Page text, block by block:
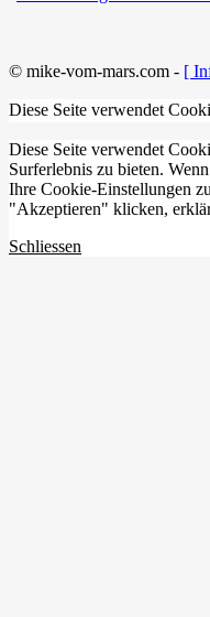
© mike-vom-mars.com - [
Diese Seite verwendet
Diese Seite verwendet
Surferlebnis zu bieten.
Ihre Cookie-Einstellungen
"Akzeptieren" klicken,
Schliessen